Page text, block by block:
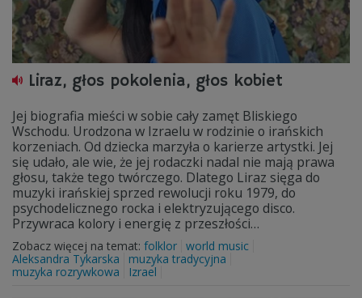
Liraz, głos pokolenia, głos kobiet
Jej biografia mieści w sobie cały zamęt Bliskiego
Wschodu. Urodzona w Izraelu w rodzinie o irańskich
korzeniach. Od dziecka marzyła o karierze artystki. Jej
się udało, ale wie, że jej rodaczki nadal nie mają prawa
głosu, także tego twórczego. Dlatego Liraz sięga do
muzyki irańskiej sprzed rewolucji roku 1979, do
psychodelicznego rocka i elektryzującego disco.
Przywraca kolory i energię z przeszłości…
Zobacz więcej na temat: folklor world music
Aleksandra Tykarska
muzyka tradycyjna
muzyka rozrywkowa
Izrael